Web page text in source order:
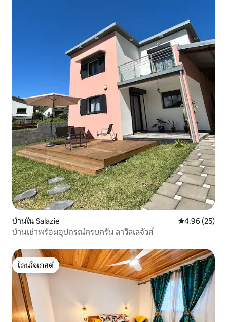
บ้านใน Salazie คะแนนเฉลี่ย
4.96 (25)
บ้านเช่าพร้อมอุปกรณ์ครบครัน ลาวิลเลจัวส์
โดนใจเกสต์
โดนใจเกสต์